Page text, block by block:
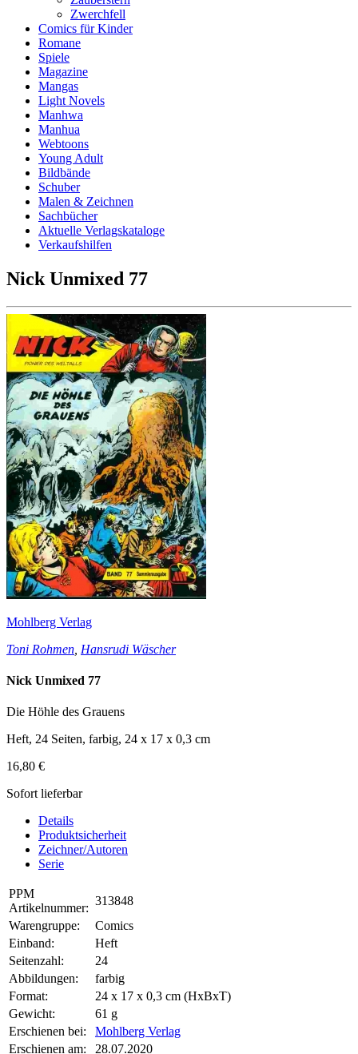
Zwerchfell
Comics für Kinder
Romane
Spiele
Magazine
Mangas
Light Novels
Manhwa
Manhua
Webtoons
Young Adult
Bildbände
Schuber
Malen & Zeichnen
Sachbücher
Aktuelle Verlagskataloge
Verkaufshilfen
Nick Unmixed 77
Mohlberg Verlag
Toni Rohmen Hansrudi Wäscher
Nick Unmixed 77
Die Höhle des Grauens
Heft, 24 Seiten, farbig, 24 x 17 x 0,3 cm
16,80 €
Sofort lieferbar
Details
Produktsicherheit
Zeichner/Autoren
Serie
PPM
Artikelnummer:
313848
Warengruppe:
Comics
Einband:
Heft
Seitenzahl:
24
Abbildungen:
farbig
Format:
24 x 17 x 0,3 cm (HxBxT)
Gewicht:
61 g
Erschienen bei:
Mohlberg Verlag
Erschienen am:
28.07.2020